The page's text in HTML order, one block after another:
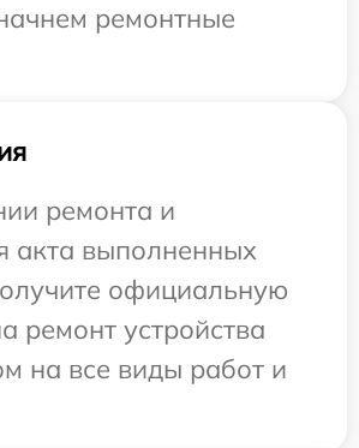
ремонтные
ремонта и
акта выполненных
официальную
ремонт устройства
на все виды работ и